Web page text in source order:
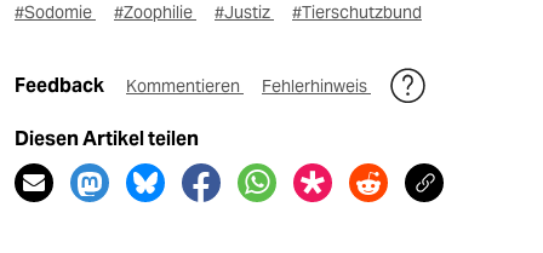
#Sodomie #Zoophilie #Justiz #Tierschutzbund
Feedback Kommentieren Fehlerhinweis
Diesen Artikel teilen